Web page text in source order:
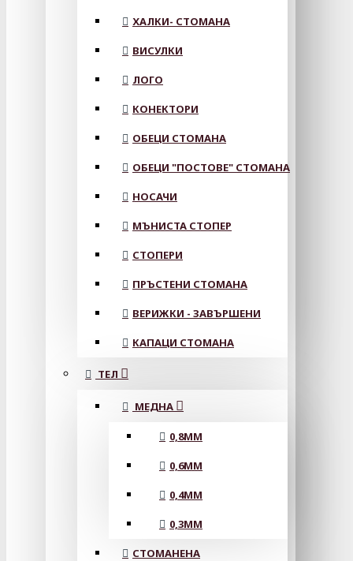
ХАЛКИ- СТОМАНА
ВИСУЛКИ
ЛОГО
КОНЕКТОРИ
ОБЕЦИ СТОМАНА
ОБЕЦИ "ПОСТОВЕ" СТОМАНА
НОСАЧИ
МЪНИСТА СТОПЕР
СТОПЕРИ
ПРЪСТЕНИ СТОМАНА
ВЕРИЖКИ - ЗАВЪРШЕНИ
КАПАЦИ СТОМАНА
ТЕЛ
МЕДНА
0,8MM
0,6MM
0,4MM
0,3MM
СТОМАНЕНА